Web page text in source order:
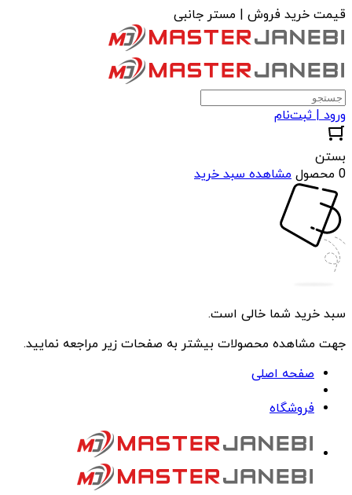
قیمت خرید فروش | مستر جانبی
ورود | ثبت‌نام
بستن
0 محصول
مشاهده سبد خرید
سبد خرید شما خالی است.
جهت مشاهده محصولات بیشتر به صفحات زیر مراجعه نمایید.
صفحه اصلی
فروشگاه